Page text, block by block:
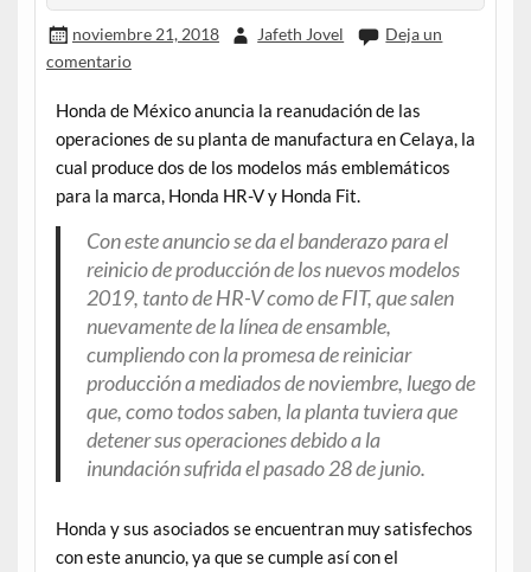
noviembre 21, 2018 Jafeth Jovel
Deja un
comentario
Honda de México anuncia la reanudación de las
operaciones de su planta de manufactura en Celaya, la
cual produce dos de los modelos más emblemáticos
para la marca, Honda HR-V y Honda Fit.
Con este anuncio se da el banderazo para el
reinicio de producción de los nuevos modelos
2019, tanto de HR-V como de FIT, que salen
nuevamente de la línea de ensamble,
cumpliendo con la promesa de reiniciar
producción a mediados de noviembre, luego de
que, como todos saben, la planta tuviera que
detener sus operaciones debido a la
inundación sufrida el pasado 28 de junio.
Honda y sus asociados se encuentran muy satisfechos
con este anuncio, ya que se cumple así con el